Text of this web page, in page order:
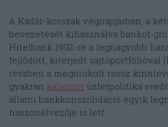
A Kádár-korszak végnapjaiban, a
bevezetését kihasználva bankot
Hitelbank 1992-re a legnagyobb
fejlődött, kiterjedt sajtóportfólióval
részben a megörökölt rossz
gyakran kalandor üzletpolitika
állami bankkonszolidáció egyik
haszonélvezője is lett.